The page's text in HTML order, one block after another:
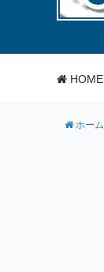
HOME
ホーム